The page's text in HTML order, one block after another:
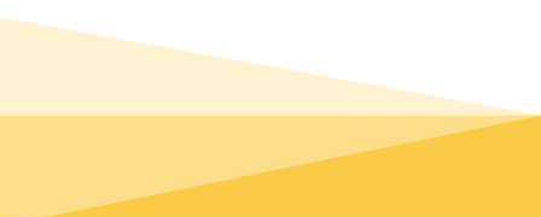
DEINE LEIDENSCHAFT.
UNSERE VIELFALT.